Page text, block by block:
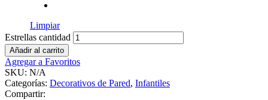
Limpiar
Estrellas cantidad
Añadir al carrito
Agregar a Favoritos
SKU: N/A
Categorías: Decorativos de Pared, Infantiles
Compartir: